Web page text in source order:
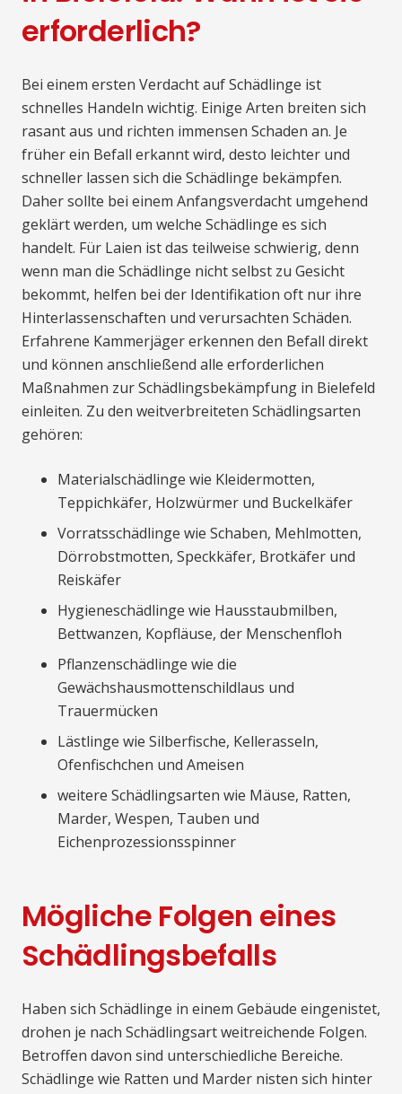
erforderlich?
Bei einem ersten Verdacht auf Schädlinge ist
schnelles Handeln wichtig. Einige Arten breiten sich
rasant aus und richten immensen Schaden an. Je
früher ein Befall erkannt wird, desto leichter und
schneller lassen sich die Schädlinge bekämpfen.
Daher sollte bei einem Anfangsverdacht umgehend
geklärt werden, um welche Schädlinge es sich
handelt. Für Laien ist das teilweise schwierig, denn
wenn man die Schädlinge nicht selbst zu Gesicht
bekommt, helfen bei der Identifikation oft nur ihre
Hinterlassenschaften und verursachten Schäden.
Erfahrene Kammerjäger erkennen den Befall direkt
und können anschließend alle erforderlichen
Maßnahmen zur Schädlingsbekämpfung in Bielefeld
einleiten. Zu den weitverbreiteten Schädlingsarten
gehören:
Materialschädlinge wie Kleidermotten,
Teppichkäfer, Holzwürmer und Buckelkäfer
Vorratsschädlinge wie Schaben, Mehlmotten,
Dörrobstmotten, Speckkäfer, Brotkäfer und
Reiskäfer
Hygieneschädlinge wie Hausstaubmilben,
Bettwanzen, Kopfläuse, der Menschenfloh
Pflanzenschädlinge wie die
Gewächshausmottenschildlaus und
Trauermücken
Lästlinge wie Silberfische, Kellerasseln,
Ofenfischchen und Ameisen
weitere Schädlingsarten wie Mäuse, Ratten,
Marder, Wespen, Tauben und
Eichenprozessionsspinner
Mögliche Folgen eines
Schädlingsbefalls
Haben sich Schädlinge in einem Gebäude eingenistet,
drohen je nach Schädlingsart weitreichende Folgen.
Betroffen davon sind unterschiedliche Bereiche.
Schädlinge wie Ratten und Marder nisten sich hinter